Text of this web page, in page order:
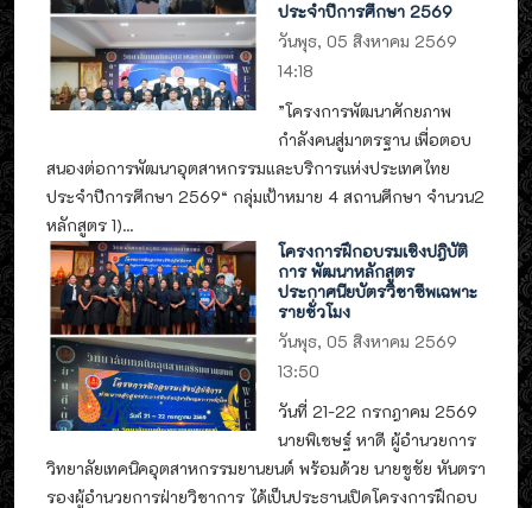
ประจำปีการศึกษา 2569
วันพุธ, 05 สิงหาคม 2569
14:18
”โครงการพัฒนาศักยภาพ
กำลังคนสู่มาตรฐาน เพื่อตอบ
สนองต่อการพัฒนาอุตสาหกรรมและบริการแห่งประเทศไทย
ประจำปีการศึกษา 2569“ กลุ่มเป้าหมาย 4 สถานศึกษา จำนวน2
หลักสูตร 1)...
โครงการฝึกอบรมเชิงปฎิบัติ
การ พัฒนาหลักสูตร
ประกาศนียบัตรวิชาชีพเฉพาะ
รายชั่วโมง
วันพุธ, 05 สิงหาคม 2569
13:50
วันที่ 21-22 กรกฎาคม 2569
นายพิเชษฐ์ หาดี ผู้อำนวยการ
วิทยาลัยเทคนิคอุตสาหกรรมยานยนต์ พร้อมด้วย นายชูชัย หันตรา
รองผู้อำนวยการฝ่ายวิชาการ ได้เป็นประธานเปิดโครงการฝึกอบ